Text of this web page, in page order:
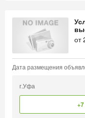
от
Дата размещения
г.Уфа